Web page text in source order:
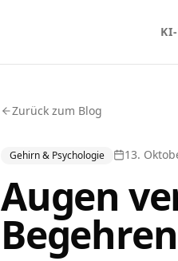
Zurück zum Blog
Gehirn & Psychologie 13.
Augen